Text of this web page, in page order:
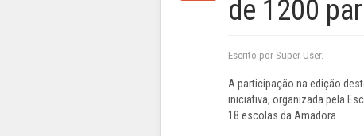
de 1200
Escrito por Super User.
A participação na edição
iniciativa, organizada pela
18 escolas da Amadora.